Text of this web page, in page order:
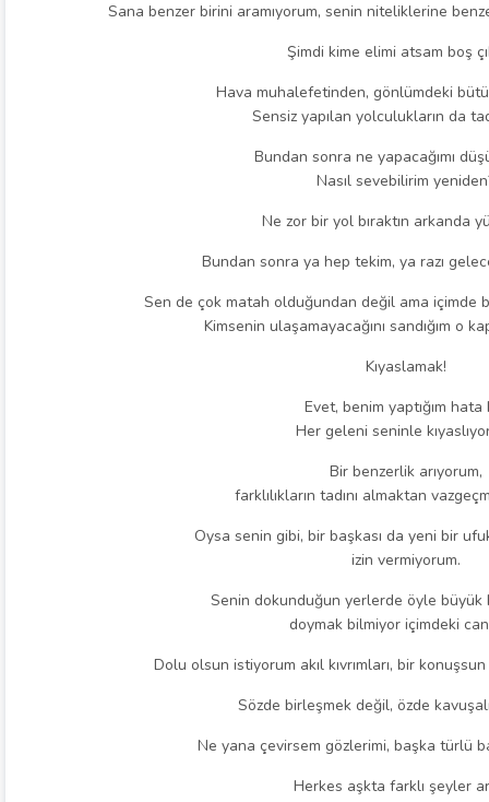
Sana benzer birini aramıyorum, senin niteliklerine
Şimdi kime elimi atsam boş
Hava muhalefetinden, gönlümdeki
Sensiz yapılan yolculukların da
Bundan sonra ne yapacağımı
Nasıl sevebilirim
Ne zor bir yol bıraktın arkanda
Bundan sonra ya hep tekim, ya razı
Sen de çok matah olduğundan değil ama içimde
Kimsenin ulaşamayacağını sandığım o
Kıyaslamak!
Evet, benim yaptığım hata
Her geleni seninle
Bir benzerlik arıyorum,
farklılıkların tadını almaktan
Oysa senin gibi, bir başkası da yeni bir
izin vermiyorum.
Senin dokunduğun yerlerde öyle büyük
doymak bilmiyor içimdeki
Dolu olsun istiyorum akıl kıvrımları, bir
Sözde birleşmek değil, özde
Ne yana çevirsem gözlerimi, başka türlü
Herkes aşkta farklı şeyler